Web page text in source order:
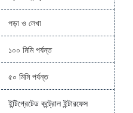
পড়া ও লেখা
১০০ মিমি পর্যন্ত
৫০ মিমি পর্যন্ত
ইন্টিগ্রেটেড কন্ট্রোল ইন্টারফেস